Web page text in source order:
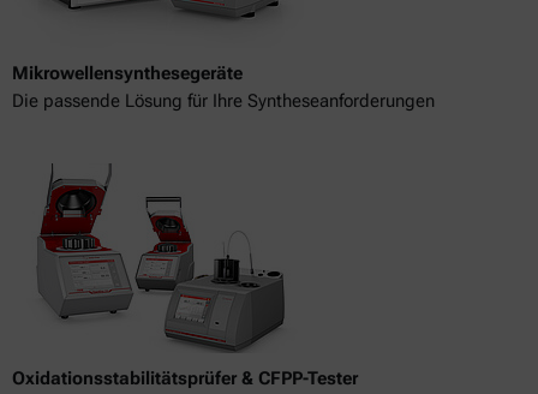
Mikrowellensynthesegeräte
Die passende Lösung für Ihre Syntheseanforderungen
Oxidationsstabilitätsprüfer & CFPP-Tester